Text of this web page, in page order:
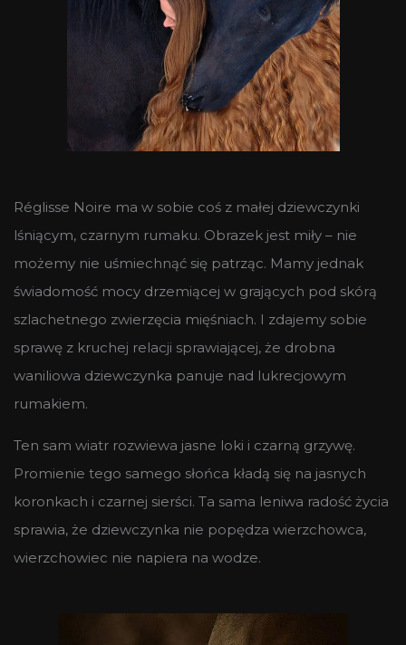
Réglisse Noire ma w sobie coś z małej dziewczynki
lśniącym, czarnym rumaku. Obrazek jest miły – nie
możemy nie uśmiechnąć się patrząc. Mamy jednak
świadomość mocy drzemiącej w grających pod skórą
szlachetnego zwierzęcia mięśniach. I zdajemy sobie
sprawę z kruchej relacji sprawiającej, że drobna
waniliowa dziewczynka panuje nad lukrecjowym
rumakiem.
Ten sam wiatr rozwiewa jasne loki i czarną grzywę.
Promienie tego samego słońca kładą się na jasnych
koronkach i czarnej sierści. Ta sama leniwa radość życia
sprawia, że dziewczynka nie popędza wierzchowca,
wierzchowiec nie napiera na wodze.